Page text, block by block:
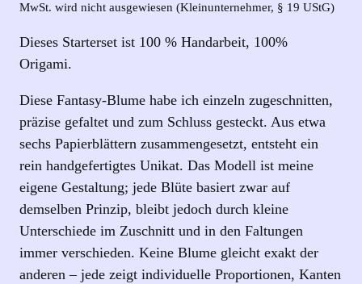
MwSt. wird nicht ausgewiesen (Kleinunternehmer, § 19 UStG)
Dieses Starterset ist 100 % Handarbeit, 100%
Origami.
Diese Fantasy-Blume habe ich einzeln zugeschnitten,
präzise gefaltet und zum Schluss gesteckt. Aus etwa
sechs Papierblättern zusammengesetzt, entsteht ein
rein handgefertigtes Unikat. Das Modell ist meine
eigene Gestaltung; jede Blüte basiert zwar auf
demselben Prinzip, bleibt jedoch durch kleine
Unterschiede im Zuschnitt und in den Faltungen
immer verschieden. Keine Blume gleicht exakt der
anderen – jede zeigt individuelle Proportionen, Kanten